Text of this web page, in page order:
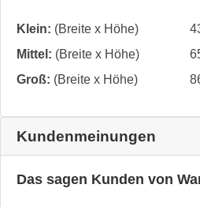
Klein: (Breite x Höhe)
Mittel: (Breite x Höhe)
Groß: (Breite x Höhe)
Kundenmeinungen
Das sagen Kunden von